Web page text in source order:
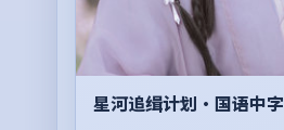
星河追缉计划·国语中字